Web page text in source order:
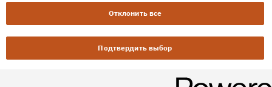
Отклонить все
Подтвердить выбор